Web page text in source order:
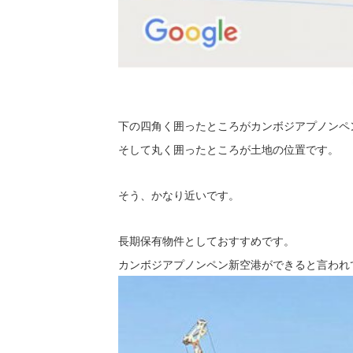
下の四角く囲ったところがカンボジアプノン
そして丸く囲ったところが土地の位置です。
そう、かなり近いです。
長期保有物件としておすすめです。
カンボジアプノンペン新空港ができると言わ